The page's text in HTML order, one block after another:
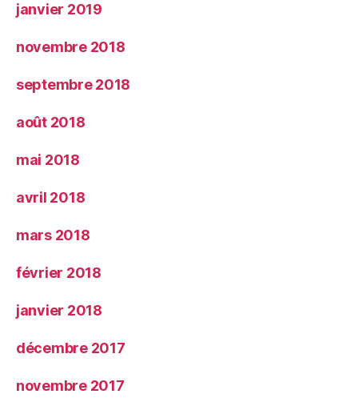
janvier 2019
novembre 2018
septembre 2018
août 2018
mai 2018
avril 2018
mars 2018
février 2018
janvier 2018
décembre 2017
novembre 2017